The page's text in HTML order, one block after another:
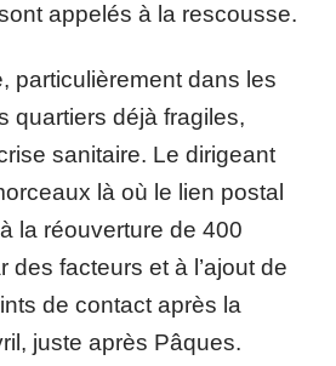
appelés à la rescousse.
particulièrement dans les
quartiers déjà fragiles,
sanitaire. Le dirigeant
là où le lien postal
la réouverture de 400
des facteurs et à l’ajout de
de contact après la
juste après Pâques.